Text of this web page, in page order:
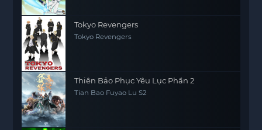
Tokyo Revengers
Tokyo Revengers
Thiên Bảo Phục Yêu Lục Phần 2
Tian Bao Fuyao Lu S2